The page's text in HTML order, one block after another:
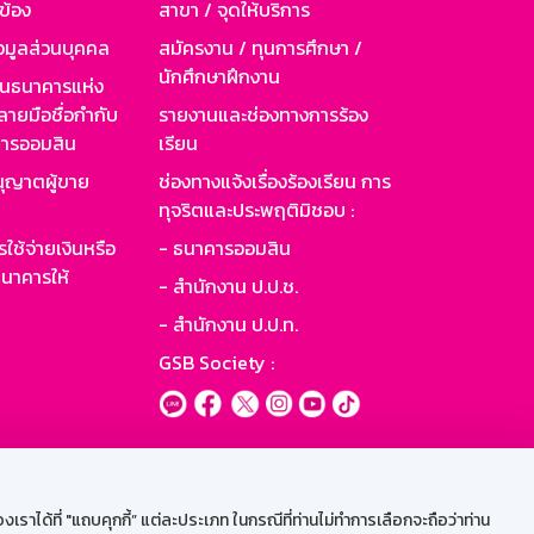
ได้ที่ "แถบคุกกี้” แต่ละประเภท ในกรณีที่ท่านไม่ทำการเลือกจะถือว่าท่าน
อง
มูลส่วนบุคคล
นาคารแห่ง
ายมือชื่อกำกับ
รออมสิน
ญาตผู้ขาย
ช้จ่ายเงินหรือ
คารให้
สาขา / จุดให้บริการ
สมัครงาน / ทุนการศึกษา /
นักศึกษาฝึกงาน
รายงานและช่องทางการร้อง
เรียน
ช่องทางแจ้งเรื่องร้องเรียน การ
ทุจริตและประพฤติมิชอบ :
- ธนาคารออมสิน
- สำนักงาน ป.ป.ช.
- สำนักงาน ป.ป.ท.
GSB Society :